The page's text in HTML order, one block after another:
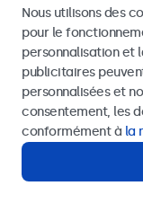
Français
Ou
Contactez nos
Nous utilisons des
pour le
personnalisation et
publicitaires
personnalisées et
consentement, les
conformément à la